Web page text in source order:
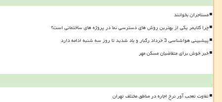
مستأجران بخوانند
چرا کلایمر یکی از بهترین روش های دسترسی نما در پروژه های ساختمانی است؟
پیشبینی هواشناسی 3 خرداد رگبار و باد شدید تا روز سه شنبه ادامه دارد
خبر خوش برای متقاضیان مسکن مهر
تفاوت تعجب آور نرخ اجاره در مناطق مختلف تهران